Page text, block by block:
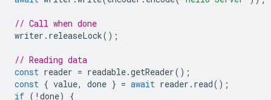
// Call when done
writer . releaseLock();
// Reading data
const reader = readable.getReader();
const { value, done } = await reader . read();
if ( ! done)
{